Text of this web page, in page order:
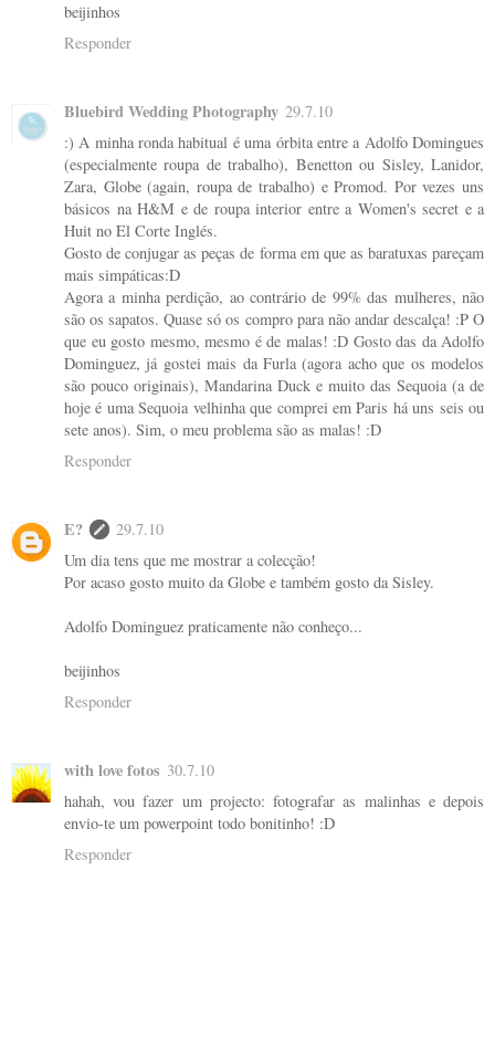
beijinhos
Responder
Bluebird Wedding Photography 29.7.10
:) A minha ronda habitual é uma órbita entre a Adolfo Domingues
(especialmente roupa de trabalho), Benetton ou Sisley, Lanidor,
Zara, Globe (again, roupa de trabalho) e Promod. Por vezes uns
básicos na H&M e de roupa interior entre a Women's secret e a
Huit no El Corte Inglés.
Gosto de conjugar as peças de forma em que as baratuxas pareçam
mais simpáticas:D
Agora a minha perdição, ao contrário de 99% das mulheres, não
são os sapatos. Quase só os compro para não andar descalça! :P O
que eu gosto mesmo, mesmo é de malas! :D Gosto das da Adolfo
Dominguez, já gostei mais da Furla (agora acho que os modelos
são pouco originais), Mandarina Duck e muito das Sequoia (a de
hoje é uma Sequoia velhinha que comprei em Paris há uns seis ou
sete anos). Sim, o meu problema são as malas! :D
Responder
E?
29.7.10
Um dia tens que me mostrar a colecção!
Por acaso gosto muito da Globe e também gosto da Sisley.
Adolfo Dominguez praticamente não conheço...
beijinhos
Responder
with love fotos 30.7.10
hahah, vou fazer um projecto: fotografar as malinhas e depois
envio-te um powerpoint todo bonitinho! :D
Responder